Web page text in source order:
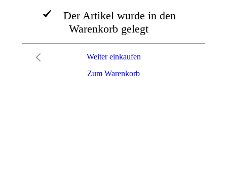
Der Artikel wurde in den
Warenkorb gelegt
Zum Warenkorb
Weiter einkaufen